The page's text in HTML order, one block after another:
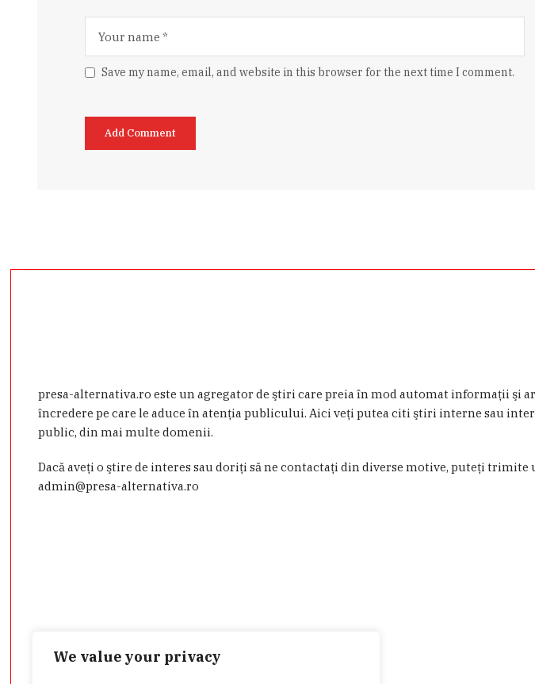
We value your privacy
Save my name, email, and website in this browser for the next time I comment.
presa-alternativa.ro este un agregator de ştiri care preia în mod automat informaţii şi
încredere pe care le aduce în atenţia publicului. Aici veţi putea citi ştiri interne sau
public, din mai multe domenii.
Dacă aveţi o ştire de interes sau doriţi să ne contactaţi din diverse motive, puteţi trimite
admin@presa-alternativa.ro